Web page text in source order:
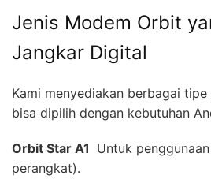
Jenis Modem Orbit
Jangkar Digital
Kami menyediakan berbagai
bisa dipilih dengan kebutuhan
Orbit Star A1  Untuk
perangkat).